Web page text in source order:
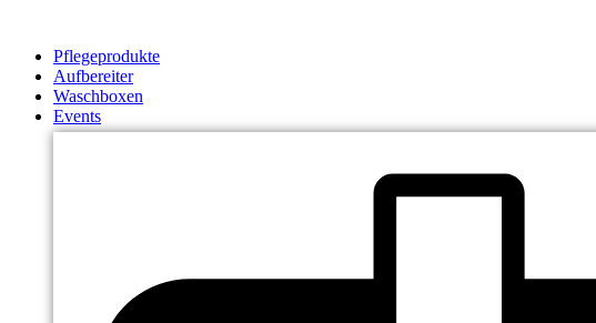
springenPflegeprodukte
Aufbereiter
Waschboxen
Events